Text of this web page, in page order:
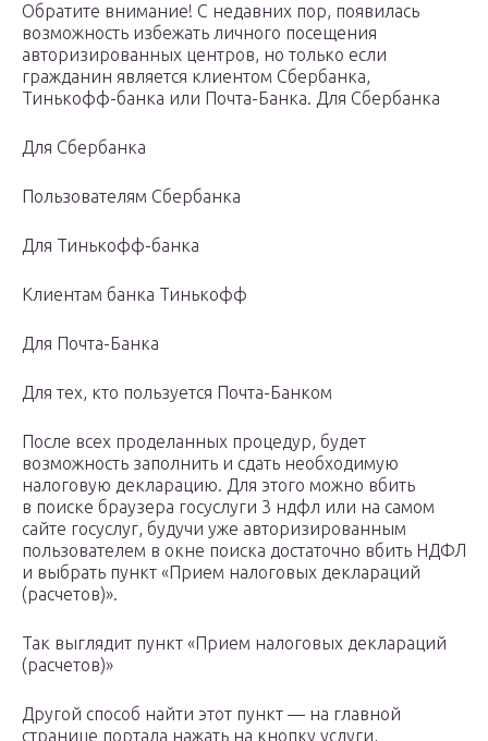
Обратите внимание! С недавних пор, появилась
возможность избежать личного посещения
авторизированных центров, но только если
гражданин является клиентом Сбербанка,
Тинькофф-банка или Почта-Банка. Для Сбербанка
Для Сбербанка
Пользователям Сбербанка
Для Тинькофф-банка
Клиентам банка Тинькофф
Для Почта-Банка
Для тех, кто пользуется Почта-Банком
После всех проделанных процедур, будет
возможность заполнить и сдать необходимую
налоговую декларацию. Для этого можно вбить
в поиске браузера госуслуги 3 ндфл или на самом
сайте госуслуг, будучи уже авторизированным
пользователем в окне поиска достаточно вбить НДФЛ
и выбрать пункт «Прием налоговых деклараций
(расчетов)».
Так выглядит пункт «Прием налоговых деклараций
(расчетов)»
Другой способ найти этот пункт — на главной
странице портала нажать на кнопку услуги,